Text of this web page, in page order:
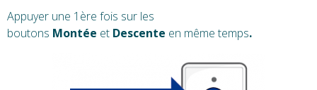
Appuyer une 1ère fois sur les
boutons Montée et Descente en même temps.